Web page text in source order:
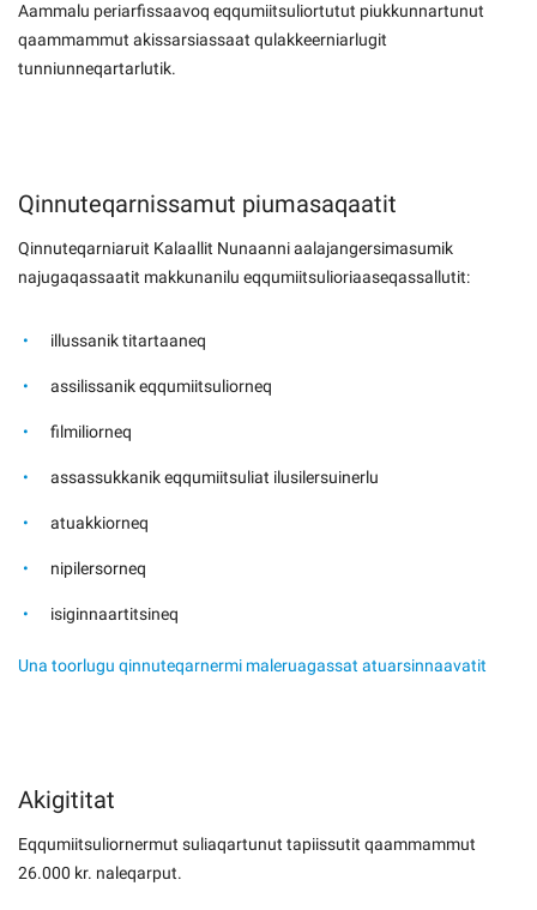
Aammalu periarfissaavoq eqqumiitsuliortutut piukkunnartunut
qaammammut akissarsiassaat qulakkeerniarlugit
tunniunneqartarlutik.
Qinnuteqarnissamut piumasaqaatit
Qinnuteqarniaruit Kalaallit Nunaanni aalajangersimasumik
najugaqassaatit makkunanilu eqqumiitsulioriaaseqassallutit:
illussanik titartaaneq
assilissanik eqqumiitsuliorneq
filmiliorneq
assassukkanik eqqumiitsuliat ilusilersuinerlu
atuakkiorneq
nipilersorneq
isiginnaartitsineq
Una toorlugu qinnuteqarnermi maleruagassat atuarsinnaavatit
Akigititat
Eqqumiitsuliornermut suliaqartunut tapiissutit qaammammut
26.000 kr. naleqarput.